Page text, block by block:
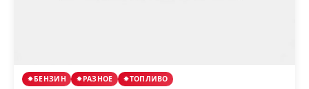
БЕНЗИН РАЗНОЕ ТОПЛИВО